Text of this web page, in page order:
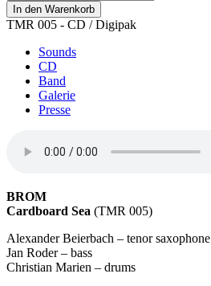
Sea
Menge
In den Warenkorb
TMR 005 - CD / Digipak
Sounds
CD
Band
Galerie
Presse
BROM
Cardboard Sea (TMR 005)
Alexander Beierbach – tenor saxophone
Jan Roder – bass
Christian Marien – drums